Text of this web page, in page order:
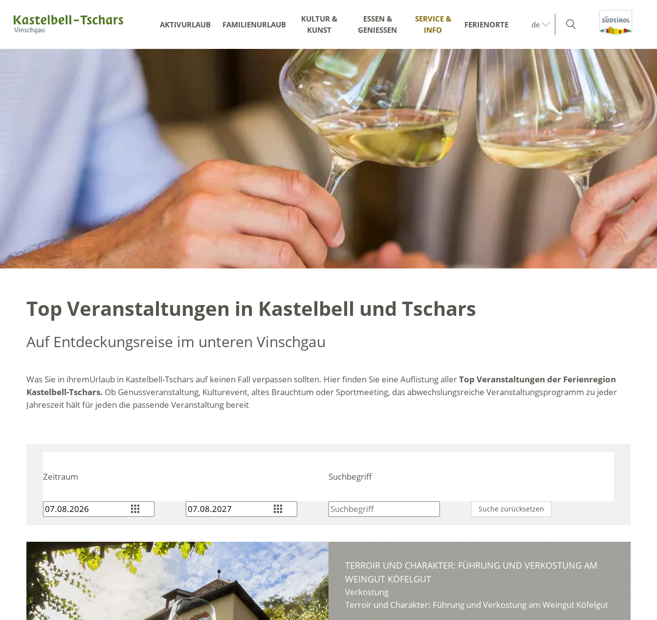
AKTIVURLAUB FAMILIENURLAUB
KULTUR &
KUNST
ESSEN &
GENIESSEN
SERVICE &
INFO
FERIENORTE de
Top Veranstaltungen in Kastelbell und Tschars
Auf Entdeckungsreise im unteren Vinschgau
Was Sie in ihremUrlaub in Kastelbell-Tschars auf keinen Fall verpassen sollten. Hier finden Sie eine Auflistung allerTop Veranstaltungen der Ferienregion
Kastelbell-Tschars. Ob Genussveranstaltung, Kulturevent, altes Brauchtum oder Sportmeeting, das abwechslungsreiche Veranstaltungsprogramm zu jeder
Jahreszeit hält für jeden die passende Veranstaltung bereit
Zeitraum Suchbegriff
Suche zurücksetzen
TERROIR UND CHARAKTER: FÜHRUNG UND VERKOSTUNG AM
WEINGUT KÖFELGUT
Verkostung
Terroir und Charakter: Führung und Verkostung am Weingut Köfelgut